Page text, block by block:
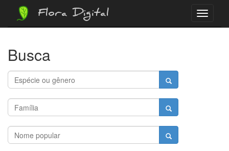
Menu
Flora Digital
Busca